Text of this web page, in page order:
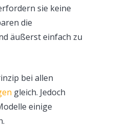
sie keine
die
äußerst einfach zu
bei allen
gleich. Jedoch
einige